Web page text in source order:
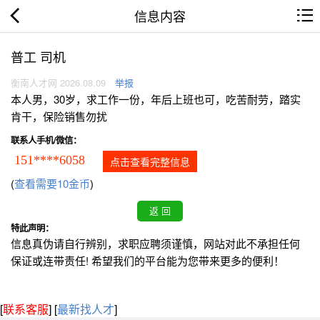
信息内容
普工 司机
衡南人才网 2026.08.09 举报
本人男，30岁，求工作一份，年后上班也可，吃苦耐劳，踏实
肯干，保险销售勿扰
联系人手机/微信：
151****6058 点击查看完整信息
(查看需要10金币)
特此声明：
信息真伪请自行辨别，求职应聘须谨慎，网站对此不承担任何
保证或连带责任! 希望我们的平台能为您带来更多的便利！
[联系客服] [最新找人才]